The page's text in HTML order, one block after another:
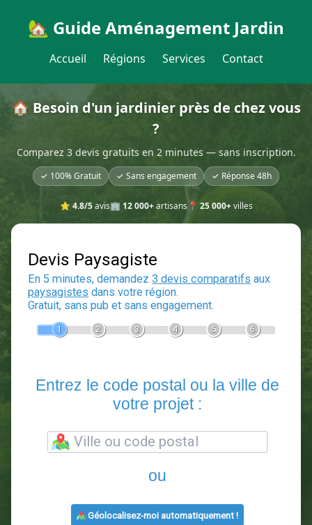
🏡 Guide Aménagement Jardin
Accueil Régions Services Contact
🏠 Besoin d'un jardinier près de chez vous
?
Comparez 3 devis gratuits en 2 minutes — sans inscription.
✓ 100% Gratuit ✓ Sans engagement ✓ Réponse 48h
⭐ 4.8/5avis🏢 12 000+artisans📍 25 000+villes
Devis Paysagiste
En 5 minutes, demandez3 devis comparatifs
2 3
Entrez le code postal ou la